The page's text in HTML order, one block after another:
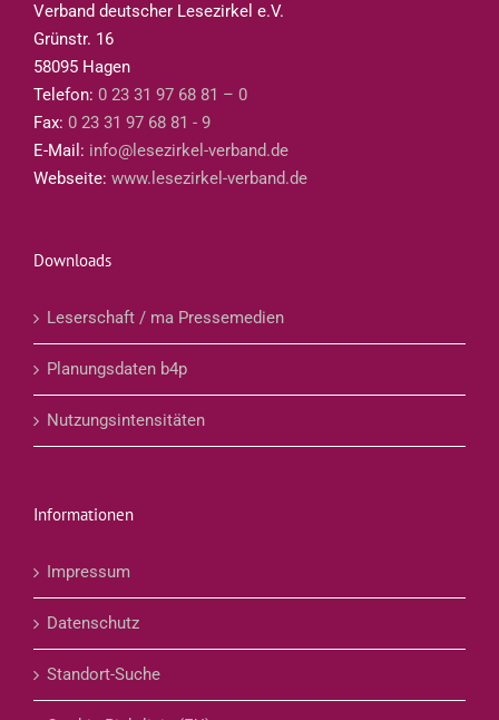
Verband deutscher Lesezirkel e.V.
Grünstr. 16
58095 Hagen
Telefon: 0 23 31 97 68 81 – 0
Fax: 0 23 31 97 68 81 - 9
E-Mail: info@lesezirkel-verband.de
Webseite: www.lesezirkel-verband.de
Downloads
Leserschaft / ma Pressemedien
Planungsdaten b4p
Nutzungsintensitäten
Informationen
Impressum
Datenschutz
Standort-Suche